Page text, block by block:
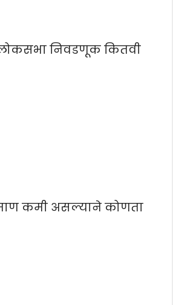
लोकसभा निवडणूक कितवी
कमी असल्याने कोणता